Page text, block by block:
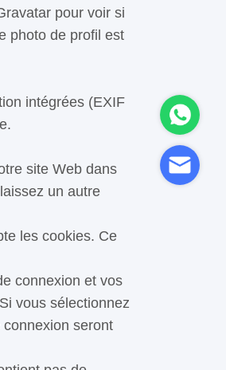
pour voir si
photo de profil est
intégrées (EXIF
site Web dans
un autre
les cookies. Ce
connexion et vos
vous sélectionnez
seront